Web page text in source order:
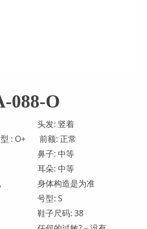
088-O
头发: 竖着
: O+
前额: 正常
鼻子: 中等
耳朵: 中等
身体构造是为准
号型: S
鞋子尺码: 38